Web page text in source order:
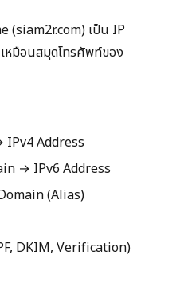
(siam2r.com) เป็น IP
หมือนสมุดโทรศัพท์ของ
Address
→ IPv6 Address
(Alias)
DKIM, Verification)